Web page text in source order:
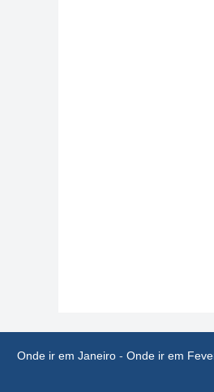
Onde ir em Janeiro- Onde ir em